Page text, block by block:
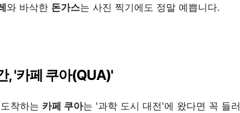
와 바삭한 돈가스는 사진 찍기에도 정말 예쁩니다.
, '카페 쿠아(QUA)'
착하는 카페 쿠아는 '과학 도시 대전'에 왔다면 꼭 들러